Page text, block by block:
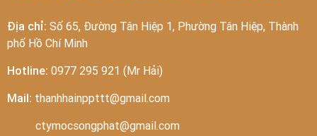
Địa chỉ: Số 65, Đường Tân Hiệp 1, Phường Tân Hiệp, Thành
phố Hồ Chí Minh
Hotline: 0977 295 921 (Mr Hải)
Mail: thanhhainppttt@gmail.com
ctymocsongphat@gmail.com